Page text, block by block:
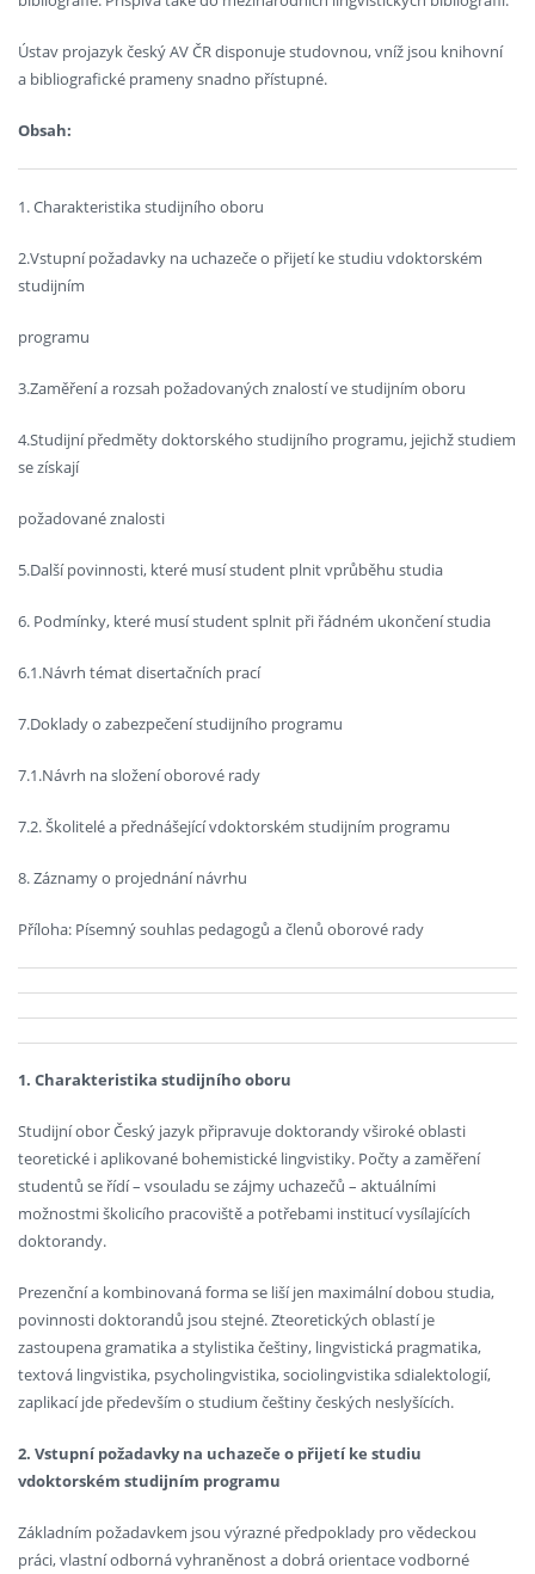
Ústav projazyk český AV ČR disponuje studovnou, vníž jsou knihovní
a bibliografické prameny snadno přístupné.
Obsah:
1. Charakteristika studijního oboru
2.Vstupní požadavky na uchazeče o přijetí ke studiu vdoktorském
studijním
programu
3.Zaměření a rozsah požadovaných znalostí ve studijním oboru
4.Studijní předměty doktorského studijního programu, jejichž studiem
se získají
požadované znalosti
5.Další povinnosti, které musí student plnit vprůběhu studia
6. Podmínky, které musí student splnit při řádném ukončení studia
6.1.Návrh témat disertačních prací
7.Doklady o zabezpečení studijního programu
7.1.Návrh na složení oborové rady
7.2. Školitelé a přednášející vdoktorském studijním programu
8. Záznamy o projednání návrhu
Příloha: Písemný souhlas pedagogů a členů oborové rady
1. Charakteristika studijního oboru
Studijní obor Český jazyk připravuje doktorandy vširoké oblasti
teoretické i aplikované bohemistické lingvistiky. Počty a zaměření
studentů se řídí – vsouladu se zájmy uchazečů – aktuálními
možnostmi školicího pracoviště a potřebami institucí vysílajících
doktorandy.
Prezenční a kombinovaná forma se liší jen maximální dobou studia,
povinnosti doktorandů jsou stejné. Zteoretických oblastí je
zastoupena gramatika a stylistika češtiny, lingvistická pragmatika,
textová lingvistika, psycholingvistika, sociolingvistika sdialektologií,
zaplikací jde především o studium češtiny českých neslyšících.
2. Vstupní požadavky na uchazeče o přijetí ke studiu
vdoktorském studijním programu
Základním požadavkem jsou výrazné předpoklady pro vědeckou
práci, vlastní odborná vyhraněnost a dobrá orientace vodborné